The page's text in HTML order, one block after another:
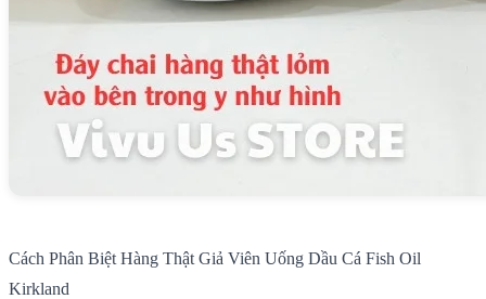
Cách Phân Biệt Hàng Thật Giả Viên Uống Dầu Cá Fish Oil
Kirkland